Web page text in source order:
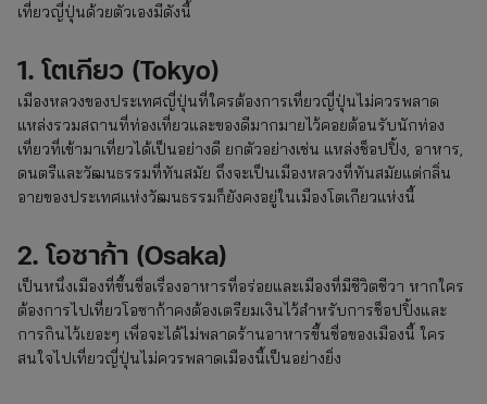
เที่ยวญี่ปุ่นด้วยตัวเองมีดังนี้
1. โตเกียว (Tokyo)
เมืองหลวงของประเทศญี่ปุ่นที่ใครต้องการเที่ยวญี่ปุ่นไม่ควรพลาด
แหล่งรวมสถานที่ท่องเที่ยวและของดีมากมายไว้คอยต้อนรับนักท่อง
เที่ยวที่เข้ามาเที่ยวได้เป็นอย่างดี ยกตัวอย่างเช่น แหล่งช็อปปิ้ง, อาหาร,
ดนตรีและวัฒนธรรมที่ทันสมัย ถึงจะเป็นเมืองหลวงที่ทันสมัยแต่กลิ่น
อายของประเทศแห่งวัฒนธรรมก็ยังคงอยู่ในเมืองโตเกียวแห่งนี้
2. โอซาก้า (Osaka)
เป็นหนึ่งเมืองที่ขึ้นชื่อเรื่องอาหารที่อร่อยและเมืองที่มีชีวิตชีวา หากใคร
ต้องการไปเที่ยวโอซาก้าคงต้องเตรียมเงินไว้สำหรับการช็อปปิ้งและ
การกินไว้เยอะๆ เพื่อจะได้ไม่พลาดร้านอาหารขึ้นชื่อของเมืองนี้ ใคร
สนใจไปเที่ยวญี่ปุ่นไม่ควรพลาดเมืองนี้เป็นอย่างยิ่ง